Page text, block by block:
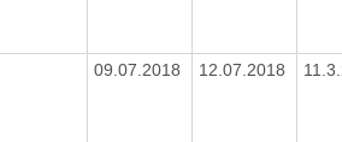
09.07.2018 12.07.2018